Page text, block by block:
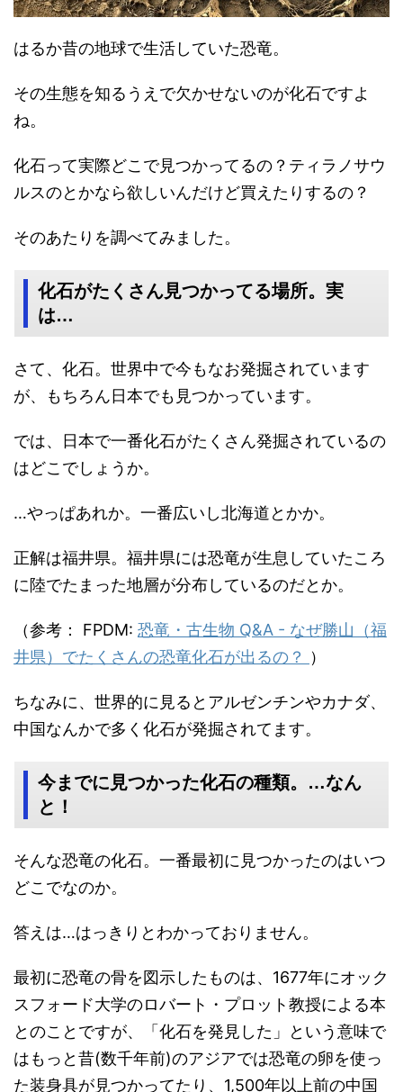
はるか昔の地球で生活していた恐竜。
その生態を知るうえで欠かせないのが化石ですよ
ね。
化石って実際どこで見つかってるの？ティラノサウ
ルスのとかなら欲しいんだけど買えたりするの？
そのあたりを調べてみました。
化石がたくさん見つかってる場所。実
は…
さて、化石。世界中で今もなお発掘されています
が、もちろん日本でも見つかっています。
では、日本で一番化石がたくさん発掘されているの
はどこでしょうか。
…やっぱあれか。一番広いし北海道とかか。
正解は福井県。福井県には恐竜が生息していたころ
に陸でたまった地層が分布しているのだとか。
（参考： FPDM: 恐竜・古生物 Q&A - なぜ勝山（福
井県）でたくさんの恐竜化石が出るの？
）
ちなみに、世界的に見るとアルゼンチンやカナダ、
中国なんかで多く化石が発掘されてます。
今までに見つかった化石の種類。…なん
と！
そんな恐竜の化石。一番最初に見つかったのはいつ
どこでなのか。
答えは…はっきりとわかっておりません。
最初に恐竜の骨を図示したものは、1677年にオック
スフォード大学のロバート・プロット教授による本
とのことですが、「化石を発見した」という意味で
はもっと昔(数千年前)のアジアでは恐竜の卵を使っ
た装身具が見つかってたり、1,500年以上前の中国